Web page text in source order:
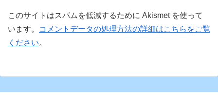
このサイトはスパムを低減するために Akismet を使って
います。
コメントデータの処理方法の詳細はこちらをご覧
ください。